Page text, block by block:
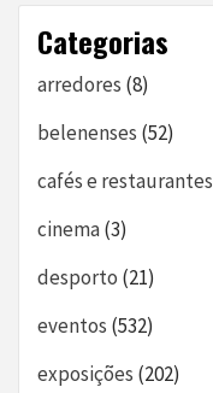
Categorias
arredores (8)
belenenses (52)
cafés e restaurantes
cinema(3)
desporto (21)
eventos (532)
exposições (202)